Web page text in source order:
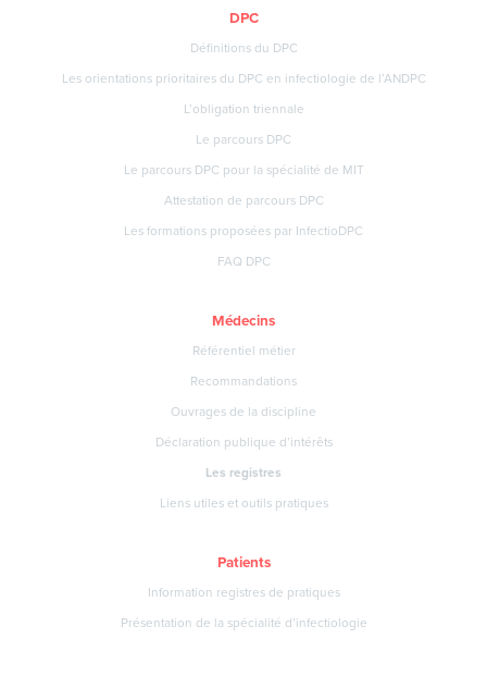
DPC
Définitions du DPC
Les orientations prioritaires du DPC en infectiologie de l’ANDPC
L’obligation triennale
Le parcours DPC
Le parcours DPC pour la spécialité de MIT
Attestation de parcours DPC
Les formations proposées par InfectioDPC
FAQ DPC
Médecins
Référentiel métier
Recommandations
Ouvrages de la discipline
Déclaration publique d’intérêts
Les registres
Liens utiles et outils pratiques
Patients
Information registres de pratiques
Présentation de la spécialité d’infectiologie